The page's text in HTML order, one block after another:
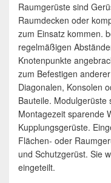
Raumgerüste sind
Raumdecken oder
zum Einsatz kommen.
regelmäßigen
Knotenpunkte
zum Befestigen
Diagonalen, Konsolen
Bauteile. Modulgerüste
Montagezeit sparende
Kupplungsgerüste.
Flächen- oder
und Schutzgerüst. Sie
eingeteilt.